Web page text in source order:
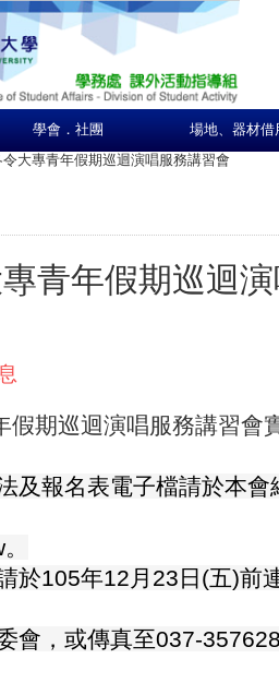
學會．社團 場地、器材借
令大專青年假期巡迴演唱服務講習會
青年假期巡迴
假期巡迴演唱服務講習會
及報名表電子檔請於本會
於105年12月23日(五)前
或傳真至037-357628